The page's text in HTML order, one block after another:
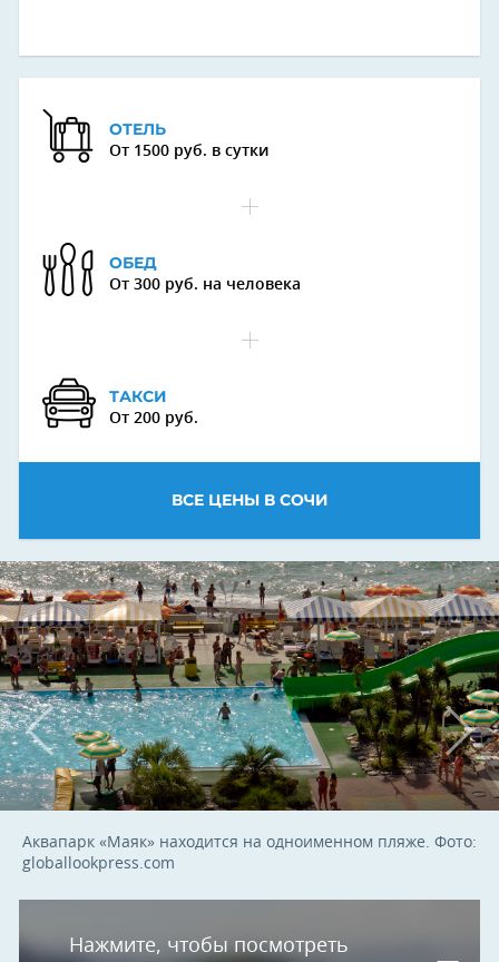
ОТЕЛЬ
От 1500 руб. в сутки
ОБЕД
От 300 руб. на человека
ТАКСИ
От 200 руб.
ВСЕ ЦЕНЫ В СОЧИ
Аквапарк «Маяк» находится на одноименном пляже. Фото:
globallookpress.com
Нажмите, чтобы посмотреть